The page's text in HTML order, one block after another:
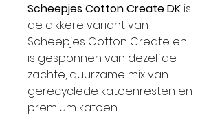
Scheepjes Cotton Create DK is
de dikkere variant van
Scheepjes Cotton Create en
is gesponnen van dezelfde
zachte, duurzame mix van
gerecyclede katoenresten en
premium katoen.